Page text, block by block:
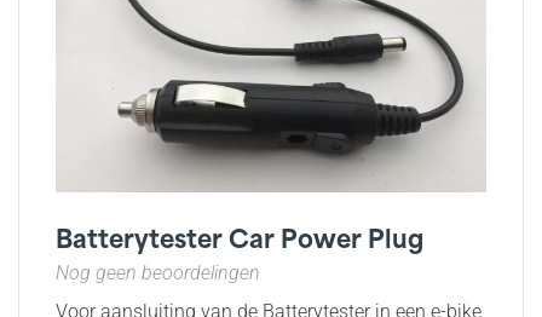
Batterytester Car Power Plug
Nog geen beoordelingen
Voor aansluiting van de Batterytester in een e-bike